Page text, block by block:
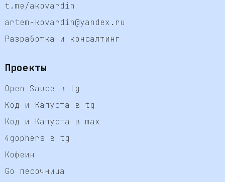
t.me/akovardin
artem-kovardin@yandex.ru
Разработка и консалтинг
Проекты
Open Sauce в tg
Код и Капуста в tg
Код и Капуста в max
4gophers в tg
Кофеин
Go песочница